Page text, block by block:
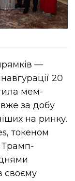
—
20
мем-
вже за добу
на ринку.
токеном
Трамп-
своєму